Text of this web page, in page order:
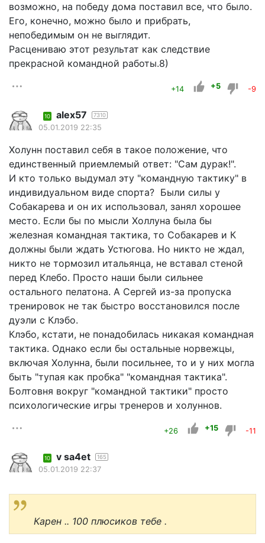
возможно, на победу дома поставил все, что было.
Его, конечно, можно было и прибрать,
непобедимым он не выглядит.
Расцениваю этот результат как следствие
прекрасной командной работы.8)
+14 +5 -9
10 alex57 7310
05.01.2019 22:35
Холунн поставил себя в такое положение, что
единственный приемлемый ответ: "Сам дурак!".
И кто только выдумал эту "командную тактику" в
индивидуальном виде спорта? Были силы у
Собакарева и он их использовал, занял хорошее
место. Если бы по мысли Холлуна была бы
железная командная тактика, то Собакарев и К
должны были ждать Устюгова. Но никто не ждал,
никто не тормозил итальянца, не вставал стеной
перед Клебо. Просто наши были сильнее
остального пелатона. А Сергей из-за пропуска
тренировок не так быстро восстановился после
дуэли с Клэбо.
Клэбо, кстати, не понадобилась никакая командная
тактика. Однако если бы остальные норвежцы,
включая Холунна, были посильнее, то и у них могла
быть "тупая как пробка" "командная тактика".
Болтовня вокруг "командной тактики" просто
психологические игры тренеров и холуннов.
+26 +15 -11
10 v sa4et 165
05.01.2019 22:37
Карен .. 100 плюсиков тебе .